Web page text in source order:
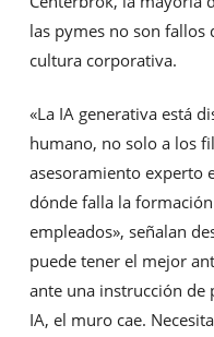
las pymes no son fallos
cultura corporativa.
«La IA generativa está
humano, no solo a los
asesoramiento experto
dónde falla la
empleados», señalan
puede tener el mejor
ante una instrucción de
IA, el muro cae.